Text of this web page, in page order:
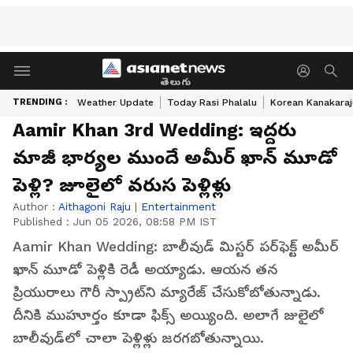
తెలుగు
TRENDING : Weather Update Today Rasi Phalalu Korean
Aamir Khan 3rd Wedding: ఇద్దరు
మాజీ భార్యల ముందే అమీర్‌ ఖాన్‌ మూడో
పెళ్లి? జూలైలో వరుస పెళ్లిళ్లు
Author : Aithagoni Raju | Entertainment
Published : Jun 05 2026, 08:58 PM IST
Aamir Khan Wedding: బాలీవుడ్‌ మిస్టర్‌ పర్‌ఫెక్ట్ అమీర్‌
ఖాన్‌ మూడో పెళ్లికి రెడీ అయ్యాడు. ఆయన తన
ప్రియురాలు గౌరీ స్ప్రాట్‌ని మ్యారేజ్‌ చేసుకోబోతున్నాడు.
దీనికి ముహూర్తం కూడా ఫిక్స్ అయ్యింది. అలాగే జులైలో
బాలీవుడ్‌లో చాలా పెళ్లిళ్లు జరగబోతున్నాయి.